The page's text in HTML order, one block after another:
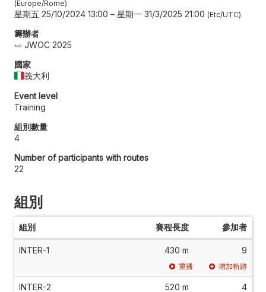
Europe/Rome
星期五 25/10/2024 13:00 – 星期一 31/3/2025 21:00 Etc/UTC
籌辦者
JWOC 2025
國家
義大利
Event level
Training
組別數量
4
Number of participants with routes
22
組別
組別 賽程長度 參加者
INTER-1 430 m 9
重播 增加軌跡
INTER-2 520 m 4